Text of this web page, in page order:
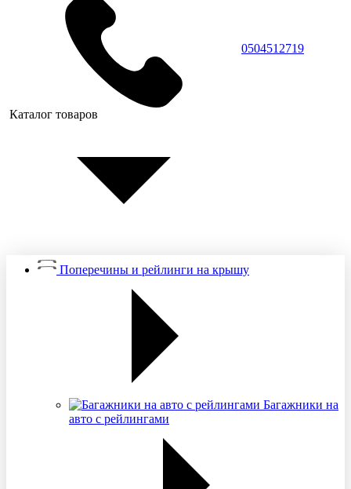
0504512719
Каталог товаров
Поперечины и рейлинги на крышу
Багажники на
авто с рейлингами